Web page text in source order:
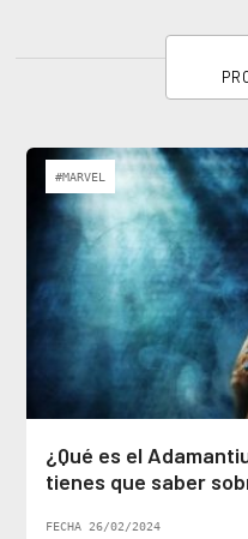
#MARVEL
¿Qué es el
tienes que saber
FECHA 26/02/2024